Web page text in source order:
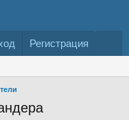
Регистрация